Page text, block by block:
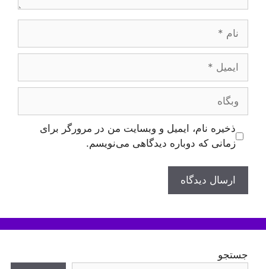
ایمیل
وبگاه
ذخیره نام، ایمیل و وبسایت من در مرورگر برای
زمانی که دوباره دیدگاهی می‌نویسم.
جستجو